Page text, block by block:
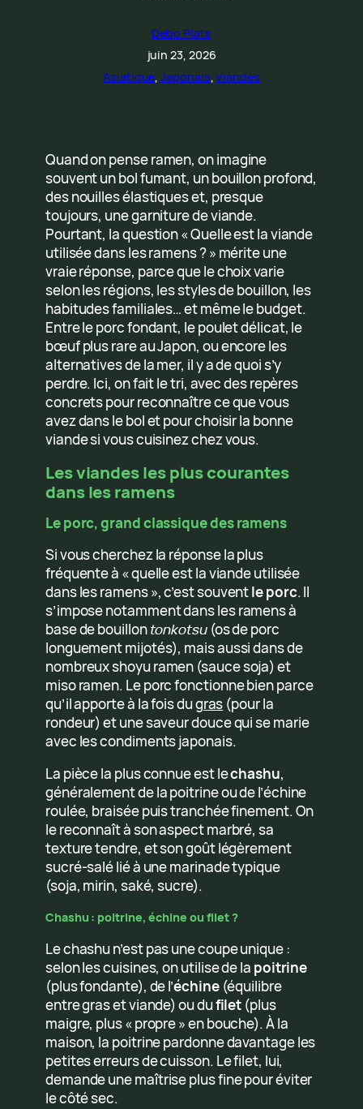
Debo Plats
juin 23, 2026
Asiatique, Japonais, Viandes
Quand on pense ramen, on imagine
souvent un bol fumant, un bouillon profond,
des nouilles élastiques et, presque
toujours, une garniture de viande.
Pourtant, la question « Quelle est la viande
utilisée dans les ramens ? » mérite une
vraie réponse, parce que le choix varie
selon les régions, les styles de bouillon, les
habitudes familiales… et même le budget.
Entre le porc fondant, le poulet délicat, le
bœuf plus rare au Japon, ou encore les
alternatives de la mer, il y a de quoi s’y
perdre. Ici, on fait le tri, avec des repères
concrets pour reconnaître ce que vous
avez dans le bol et pour choisir la bonne
viande si vous cuisinez chez vous.
Les viandes les plus courantes
dans les ramens
Le porc, grand classique des ramens
Si vous cherchez la réponse la plus
fréquente à « quelle est la viande utilisée
dans les ramens », c’est souventle porc. Il
s’impose notamment dans les ramens à
base de bouillontonkotsu(os de porc
longuement mijotés), mais aussi dans de
nombreux shoyu ramen (sauce soja) et
miso ramen. Le porc fonctionne bien parce
qu’il apporte à la fois dugras (pour la
rondeur) et une saveur douce qui se marie
avec les condiments japonais.
La pièce la plus connue est lechashu,
généralement de la poitrine ou de l’échine
roulée, braisée puis tranchée finement. On
le reconnaît à son aspect marbré, sa
texture tendre, et son goût légèrement
sucré-salé lié à une marinade typique
(soja, mirin, saké, sucre).
Chashu : poitrine, échine ou filet ?
Le chashu n’est pas une coupe unique :
selon les cuisines, on utilise de la poitrine
(plus fondante), de l’échine(équilibre
entre gras et viande) ou dufilet (plus
maigre, plus « propre » en bouche). À la
maison, la poitrine pardonne davantage les
petites erreurs de cuisson. Le filet, lui,
demande une maîtrise plus fine pour éviter
le côté sec.